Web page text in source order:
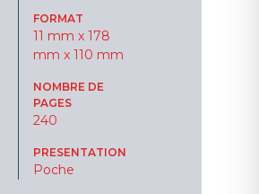
FORMAT
11 mm x 178
mm x 110 mm
NOMBRE DE
PAGES
240
PRESENTATION
Poche